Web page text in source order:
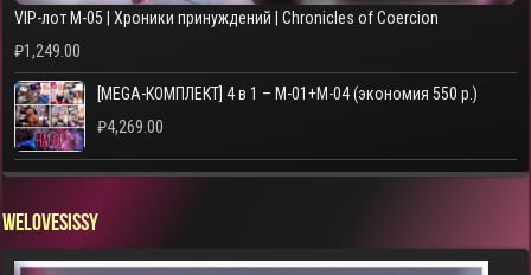
VIP-лот M-05 | Хроники принуждений | Chronicles of Coercion
₽1,249.00
[MEGA-КОМПЛЕКТ] 4 в 1 – M-01+M-04 (экономия 550 р.)
₽4,269.00
WELOVESISSY